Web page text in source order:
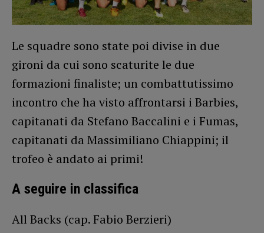
Le squadre sono state poi divise in due
gironi da cui sono scaturite le due
formazioni finaliste; un combattutissimo
incontro che ha visto affrontarsi i Barbies,
capitanati da Stefano Baccalini e i Fumas,
capitanati da Massimiliano Chiappini; il
trofeo è andato ai primi!
A seguire in classifica
All Backs (cap. Fabio Berzieri)